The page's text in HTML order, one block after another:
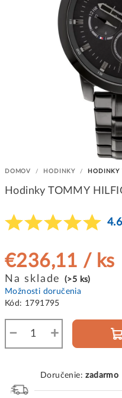
DOMOV / HODINKY / HODINKY
Hodinky TOMMY
€236,11 / ks
Jednotková
cena:
Na sklade
(>5 ks)
Možnosti doručenia
Kód: 1791795
+
−
Doručenie:zadarmo